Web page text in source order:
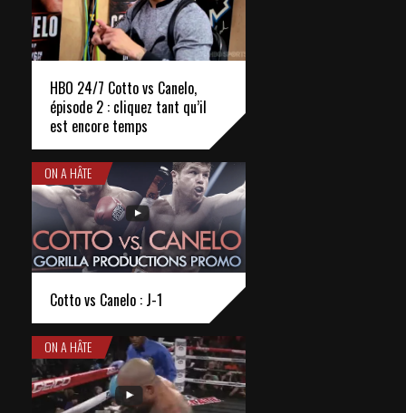
HBO 24/7 Cotto vs Canelo,
épisode 2 : cliquez tant qu’il
est encore temps
ON A HÂTE
Cotto vs Canelo : J-1
ON A HÂTE